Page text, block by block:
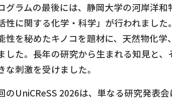
グラムの最後には、静岡大学の河岸洋
性に関する化学・科学」が行われまし
性を秘めたキノコを題材に、天然物化
した。長年の研究から生まれる知見と
な刺激を受けました。
のUniCReSS 2026は、単なる研究発表